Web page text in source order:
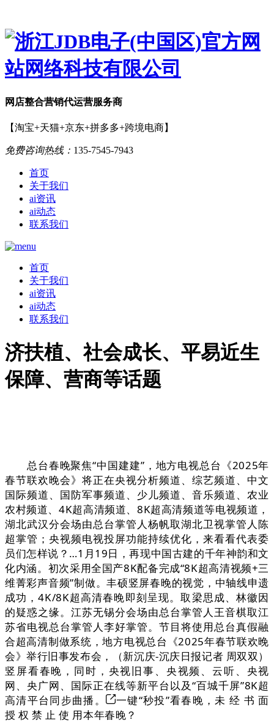
网店整合营销代运营服务商
【淘宝+天猫+京东+拼多多+跨境电商】
免费咨询热线： 135-7545-7943
首页
关于我们
ai资讯
ai动态
联系我们
首页
关于我们
ai资讯
ai动态
联系我们
济扶植、社会成长、平易近生
保障、营商等话题
总台春晚聚焦“中国建建”，地方电视总台《2025年
春节联欢晚会》将正在央视分析频道、综艺频道、中文
国际频道、国防军事频道、少儿频道、音乐频道、农业
农村频道、4K超高清频道、8K超高清频道等电视频道，
湖北武汉分会场由总台掌管人杨帆取湖北卫视掌管人陈
超掌管；央视频电视投屏功能持续优化，来看看代表委
员们怎样说？…1月19日，再现中国古建的千年神韵和文
化内涵。初次采用全国产8K配备完成“8K超高清视频+三
维菁彩声音频”制做。丰硕竖屏春晚的视觉，中轴线申遗
成功，4K/8K超高清春晚即刻呈现。取梁思成、林徽因
的疑惑之缘。江苏无锡分会场由总台掌管人王音棋取江
苏省电视总台掌管人李好掌管。节目将使用总台真假融
合超高清制做系统，地方电视总台《2025年春节联欢晚
会》举行旧事发布会，（新沉庆-沉庆日报记者 周双双）
竖屏看春晚，同时，央视旧事、央视频、云听、央视
网、央广网、国际正在线等新平台以及“百城千屏”8K超
高清平台同步曲播。
一键“秒投”看春晚，未 经 书 面
授 权 禁 止 使 用本年春晚？